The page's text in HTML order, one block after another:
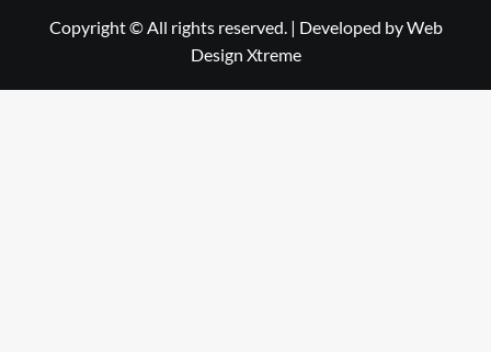
Copyright © All rights reserved. | Developed byWeb
Design Xtreme